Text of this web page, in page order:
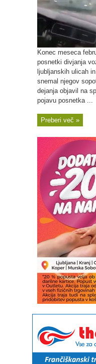
Konec meseca
posnetki divjanja
ljubljanskih ulicah
snemal njegov
dejanja objavil na
pojavu posnetka ...
Preberi več »